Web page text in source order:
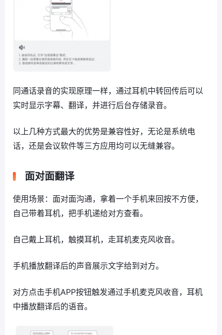
同通话录音的实现原理一样，通过耳机中转回传后可以
实时显示字幕、翻译，并进行后台存储录音。
以上几种方式最大的优势是兼容性好，无论是系统电
话，还是会议软件等三方应用均可以无缝兼容。
面对面翻译
使用场景：面对面沟通，拿着一个手机来回按不方便，
自己带着耳机，把手机递给对方查看。
自己戴上耳机，触摸耳机，走耳机麦克风收音。
手机播放翻译后的声音展示文字给到对方。
对方点击手机APP按钮触发通过手机麦克风收音，耳机
中播放翻译后的语音。